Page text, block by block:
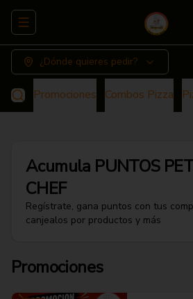
Abrir menu de navegación
¿Dónde quieres pedir?
Promociones Combos Pizza
Acumula PUNTOS
CHEF
Regístrate, gana puntos con tus
canjealos por productos y más
Promociones